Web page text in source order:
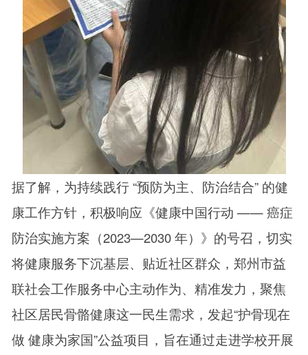
据了解，为持续践行 “预防为主、防治结合” 的健
康工作方针，积极响应《健康中国行动 —— 癌症
防治实施方案（2023—2030 年）》的号召，切实
将健康服务下沉基层、贴近社区群众，郑州市益
联社会工作服务中心主动作为、精准发力，聚焦
社区居民骨骼健康这一民生需求，发起“护骨现在
做 健康为家国”公益项目，旨在通过走进学校开展